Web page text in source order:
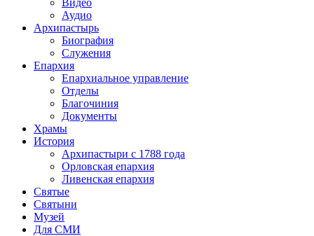
Аудио
Архипастырь
Биография
Служения
Епархия
Епархиальное управление
Отделы
Благочиния
Документы
Храмы
История
Архипастыри с 1788 года
Орловская епархия
Ливенская епархия
Святые
Святыни
Музей
Для СМИ